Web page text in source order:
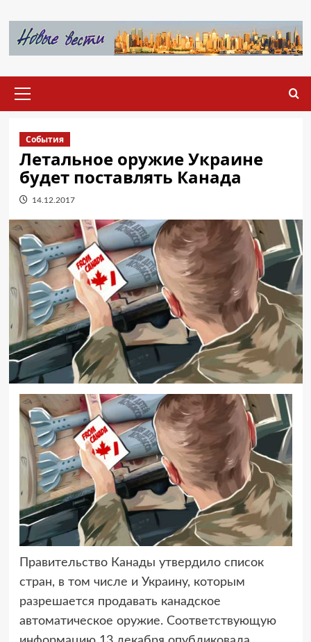
содержимому
меню
События
Летальное оружие Украине
будет поставлять Канада
14.12.2017
Правительство Канады утвердило список
стран, в том числе и Украину, которым
разрешается продавать канадское
автоматическое оружие. Соответствующую